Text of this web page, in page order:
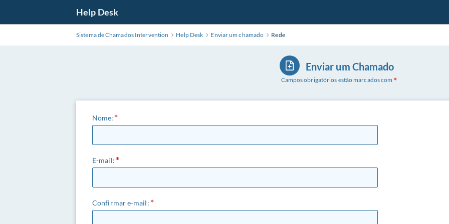
Help Desk
Sistema de Chamados Intervention Help Desk Enviar um chamado Rede
Enviar um Chamado
Campos obrigatórios estão marcados com
Nome:
E-mail:
Confirmar e-mail: